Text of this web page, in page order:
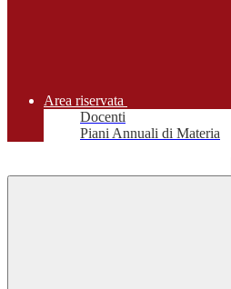
Area riservata
Docenti
Piani Annuali di Materia